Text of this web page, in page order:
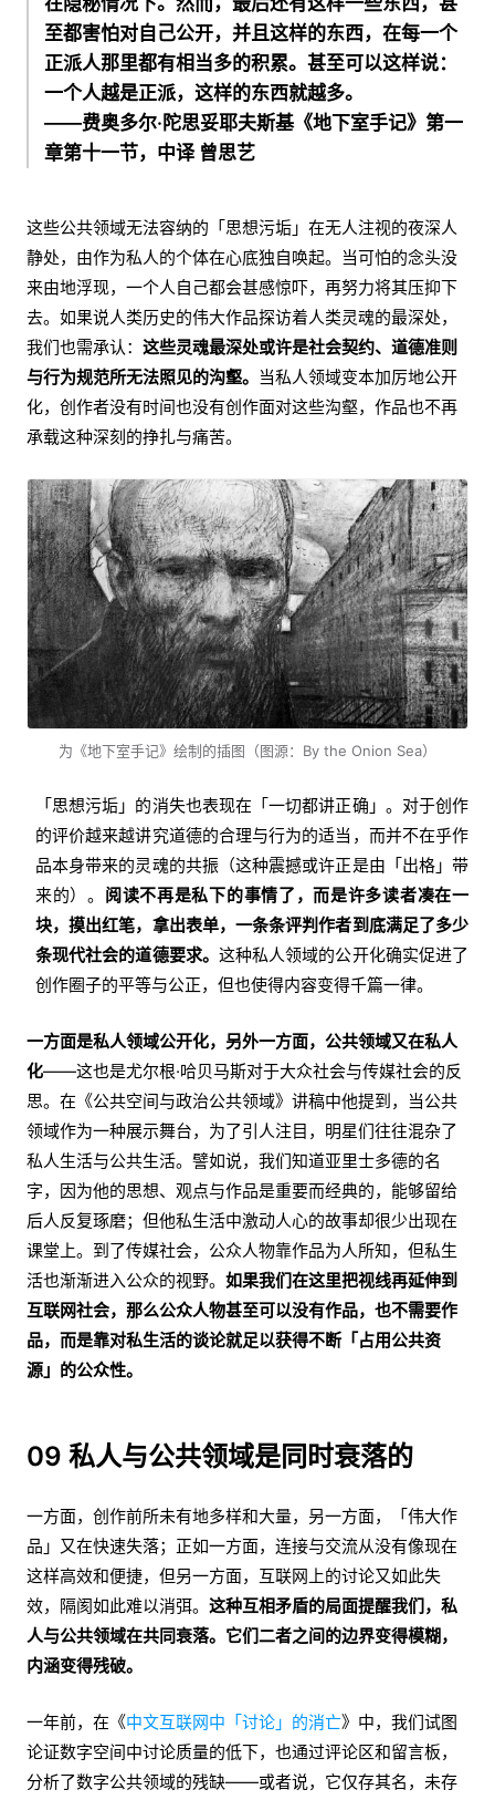
至都害怕对自己公开，并且这样的东西，在每一个
正派人那里都有相当多的积累。甚至可以这样说：
一个人越是正派，这样的东西就越多。
——费奥多尔·陀思妥耶夫斯基《地下室手记》第一
章第十一节，中译 曾思艺
这些公共领域无法容纳的「思想污垢」在无人注视的夜深人
静处，由作为私人的个体在心底独自唤起。当可怕的念头没
来由地浮现，一个人自己都会甚感惊吓，再努力将其压抑下
去。如果说人类历史的伟大作品探访着人类灵魂的最深处，
我们也需承认： 这些灵魂最深处或许是社会契约、道德准则
与行为规范所无法照见的沟壑。 当私人领域变本加厉地公开
化，创作者没有时间也没有创作面对这些沟壑，作品也不再
承载这种深刻的挣扎与痛苦。
为《地下室手记》绘制的插图（图源：By the Onion Sea）
「思想污垢」的消失也表现在「一切都讲正确」。对于创作
的评价越来越讲究道德的合理与行为的适当，而并不在乎作
品本身带来的灵魂的共振（这种震撼或许正是由「出格」带
来的）。 阅读不再是私下的事情了，而是许多读者凑在一
块，摸出红笔，拿出表单，一条条评判作者到底满足了多少
条现代社会的道德要求。 这种私人领域的公开化确实促进了
创作圈子的平等与公正，但也使得内容变得千篇一律。
一方面是私人领域公开化，另外一方面，公共领域又在私人
化——这也是尤尔根·哈贝马斯对于大众社会与传媒社会的反
思。在《公共空间与政治公共领域》讲稿中他提到，当公共
领域作为一种展示舞台，为了引人注目，明星们往往混杂了
私人生活与公共生活。譬如说，我们知道亚里士多德的名
字，因为他的思想、观点与作品是重要而经典的，能够留给
后人反复琢磨；但他私生活中激动人心的故事却很少出现在
课堂上。到了传媒社会，公众人物靠作品为人所知，但私生
活也渐渐进入公众的视野。 如果我们在这里把视线再延伸到
互联网社会，那么公众人物甚至可以没有作品，也不需要作
品，而是靠对私生活的谈论就足以获得不断「占用公共资
源」的公众性。
09 私人与公共领域是同时衰落的
一方面，创作前所未有地多样和大量，另一方面，「伟大作
品」又在快速失落；正如一方面，连接与交流从没有像现在
这样高效和便捷，但另一方面，互联网上的讨论又如此失
效，隔阂如此难以消弭。 这种互相矛盾的局面提醒我们，私
人与公共领域在共同衰落。它们二者之间的边界变得模糊，
内涵变得残破。
一年前，在《中文互联网中「讨论」的消亡》中，我们试图
论证数字空间中讨论质量的低下，也通过评论区和留言板，
分析了数字公共领域的残缺——或者说，它仅存其名，未存